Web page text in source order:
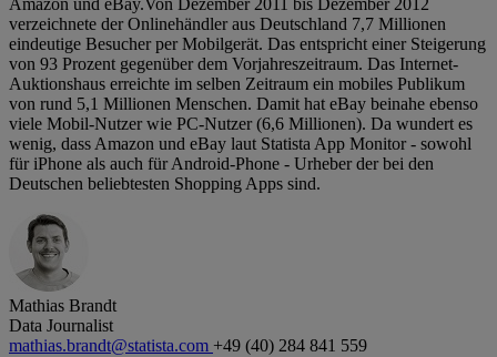
Amazon und eBay.Von Dezember 2011 bis Dezember 2012
verzeichnete der Onlinehändler aus Deutschland 7,7 Millionen
eindeutige Besucher per Mobilgerät. Das entspricht einer Steigerung
von 93 Prozent gegenüber dem Vorjahreszeitraum. Das Internet-
Auktionshaus erreichte im selben Zeitraum ein mobiles Publikum
von rund 5,1 Millionen Menschen. Damit hat eBay beinahe ebenso
viele Mobil-Nutzer wie PC-Nutzer (6,6 Millionen). Da wundert es
wenig, dass Amazon und eBay laut Statista App Monitor - sowohl
für iPhone als auch für Android-Phone - Urheber der bei den
Deutschen beliebtesten Shopping Apps sind.
Mathias Brandt
Data Journalist
mathias.brandt@statista.com +49 (40) 284 841 559